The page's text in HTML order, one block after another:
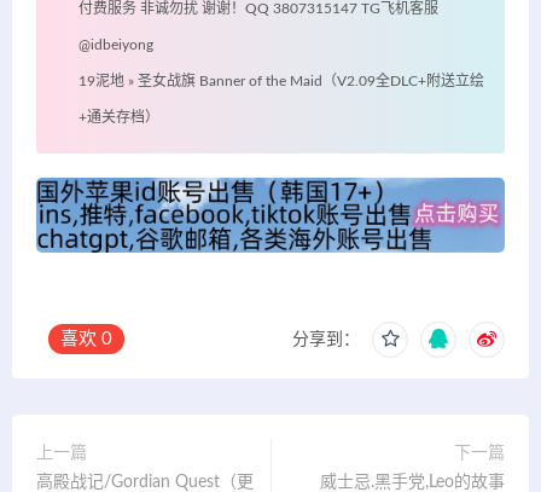
付费服务 非诚勿扰 谢谢！QQ 3807315147 TG飞机客服
@idbeiyong
19泥地 » 圣女战旗 Banner of the Maid（V2.09全DLC+附送立绘
+通关存档）
喜欢 0 分享到：
上一篇
高殿战记/Gordian Quest（更
下一篇
威士忌.黑手党,Leo的故事